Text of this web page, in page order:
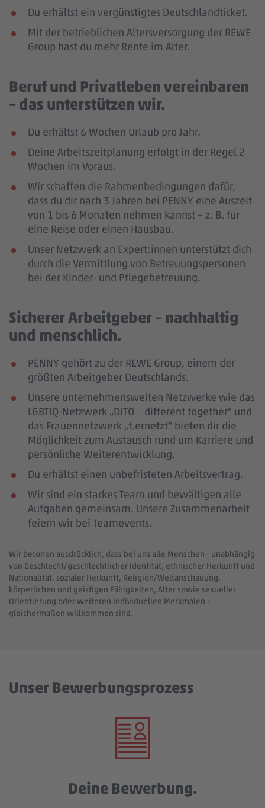
Du erhältst ein vergünstigtes Deutschlandticket.
Mit der betrieblichen Altersversorgung der REWE
Group hast du mehr Rente im Alter.
Beruf und Privatleben vereinbaren
– das unterstützen wir.
Du erhältst 6 Wochen Urlaub pro Jahr.
Deine Arbeitszeitplanung erfolgt in der Regel 2
Wochen im Voraus.
Wir schaffen die Rahmenbedingungen dafür,
dass du dir nach 3 Jahren bei PENNY eine Auszeit
von 1 bis 6 Monaten nehmen kannst – z. B. für
eine Reise oder einen Hausbau.
Unser Netzwerk an Expert:innen unterstützt dich
durch die Vermittlung von Betreuungspersonen
bei der Kinder- und Pflegebetreuung.
Sicherer Arbeitgeber – nachhaltig
und menschlich.
PENNY gehört zu der REWE Group, einem der
größten Arbeitgeber Deutschlands.
Unsere unternehmensweiten Netzwerke wie das
LGBTIQ-Netzwerk „DITO – different together“ und
das Frauennetzwerk „f.ernetzt“ bieten dir die
Möglichkeit zum Austausch rund um Karriere und
persönliche Weiterentwicklung.
Du erhältst einen unbefristeten Arbeitsvertrag.
Wir sind ein starkes Team und bewältigen alle
Aufgaben gemeinsam. Unsere Zusammenarbeit
feiern wir bei Teamevents.
Wir betonen ausdrücklich, dass bei uns alle Menschen - unabhängig
von Geschlecht/geschlechtlicher Identität, ethnischer Herkunft und
Nationalität, sozialer Herkunft, Religion/Weltanschauung,
körperlichen und geistigen Fähigkeiten, Alter sowie sexueller
Orientierung oder weiteren individuellen Merkmalen -
gleichermaßen willkommen sind.
Unser Bewerbungsprozess
Deine Bewerbung.